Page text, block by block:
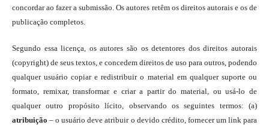
concordar ao fazer a submissão. Os autores retêm os direitos autorais e os de
publicação completos.
Segundo essa licença, os autores são os detentores dos direitos autorais
(copyright) de seus textos, e concedem direitos de uso para outros, podendo
qualquer usuário copiar e redistribuir o material em qualquer suporte ou
formato, remixar, transformar e criar a partir do material, ou usá-lo de
qualquer outro propósito lícito, observando os seguintes termos: (a)
atribuição – o usuário deve atribuir o devido crédito, fornecer um link para